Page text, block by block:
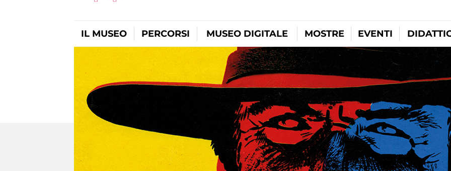
IL MUSEO PERCORSI MUSEO DIGITALE MOSTRE EVENTI